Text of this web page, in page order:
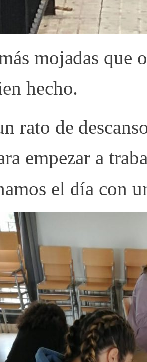
mojadas que
hecho.
rato de
empezar a
el día con